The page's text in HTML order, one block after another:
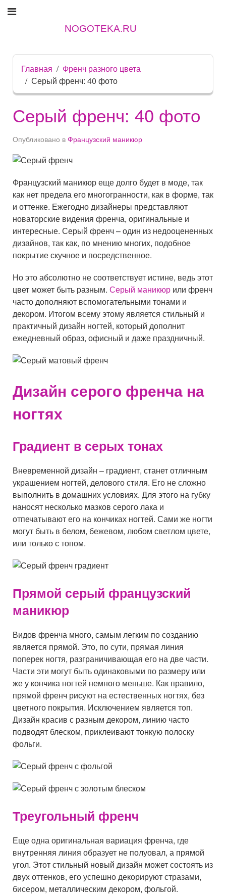
NOGOTEKA.RU
Главная
Френч разного цвета
Серый френч: 40 фото
Серый френч: 40 фото
Опубликовано в Французский маникюр
Французский маникюр еще долго будет в моде, так
как нет предела его многогранности, как в форме, так
и оттенке. Ежегодно дизайнеры представляют
новаторские видения френча, оригинальные и
интересные. Серый френч – один из недооцененных
дизайнов, так как, по мнению многих, подобное
покрытие скучное и посредственное.
Но это абсолютно не соответствует истине, ведь этот
цвет может быть разным. Серый маникюр или френч
часто дополняют вспомогательными тонами и
декором. Итогом всему этому является стильный и
практичный дизайн ногтей, который дополнит
ежедневный образ, офисный и даже праздничный.
Дизайн серого френча на
ногтях
Градиент в серых тонах
Вневременной дизайн – градиент, станет отличным
украшением ногтей, делового стиля. Его не сложно
выполнить в домашних условиях. Для этого на губку
наносят несколько мазков серого лака и
отпечатывают его на кончиках ногтей. Сами же ногти
могут быть в белом, бежевом, любом светлом цвете,
или только с топом.
Прямой серый французский
маникюр
Видов френча много, самым легким по созданию
является прямой. Это, по сути, прямая линия
поперек ногтя, разграничивающая его на две части.
Части эти могут быть одинаковыми по размеру или
же у кончика ногтей немного меньше. Как правило,
прямой френч рисуют на естественных ногтях, без
цветного покрытия. Исключением является топ.
Дизайн красив с разным декором, линию часто
подводят блеском, приклеивают тонкую полоску
фольги.
Треугольный френч
Еще одна оригинальная вариация френча, где
внутренняя линия образует не полуовал, а прямой
угол. Этот стильный новый дизайн может состоять из
двух оттенков, его успешно декорируют стразами,
бисером, металлическим декором, фольгой.